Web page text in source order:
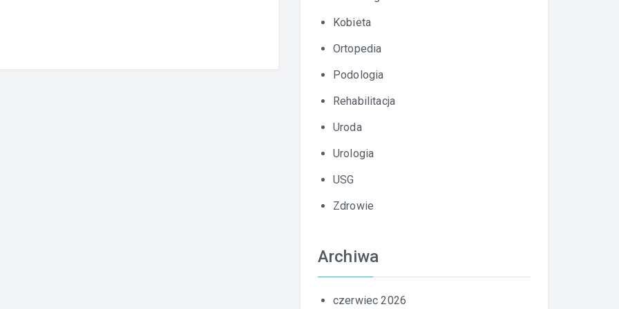
Kobieta
Ortopedia
Podologia
Rehabilitacja
Uroda
Urologia
USG
Zdrowie
Archiwa
czerwiec 2026